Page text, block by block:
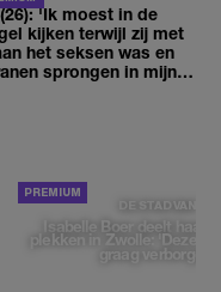
'Ik moest in de
kijken terwijl zij met
het seksen was en
sprongen in mijn
DE STAD VAN
Isabelle Boer deelt haar
plekken in Zwolle: 'Deze
graag verborgen'